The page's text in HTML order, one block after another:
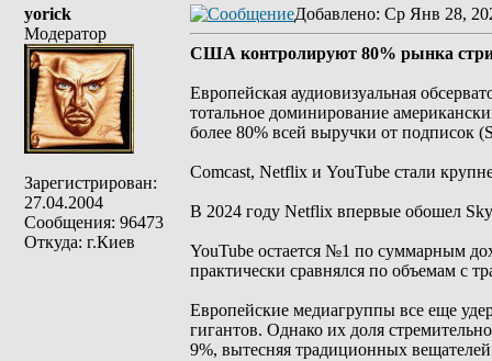
yorick
Модератор
Зарегистрирован:
27.04.2004
Сообщения: 96473
Откуда: г.Киев
Добавлено: Ср Янв 28,
США контролируют 80% рынка
Европейская аудиовизуальная
тотальное доминирование
более 80% всей выручки от подписок
Comcast, Netflix и YouTube стали
В 2024 году Netflix впервые обошел
YouTube остается №1 по суммарным
практически сравнялся по объемам с
Европейские медиагруппы все еще
гигантов. Однако их доля
9%, вытесняя традиционных